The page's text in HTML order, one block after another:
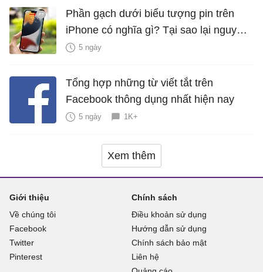
Phần gạch dưới biểu tượng pin trên
iPhone có nghĩa gì? Tại sao lại nguy
hiểm?
5 ngày
Tổng hợp những từ viết tắt trên
Facebook thông dụng nhất hiện nay
5 ngày 1K+
Xem thêm
Giới thiệu
Về chúng tôi
Facebook
Twitter
Pinterest
Chính sách
Điều khoản sử dụng
Hướng dẫn sử dụng
Chính sách bảo mật
Liên hệ